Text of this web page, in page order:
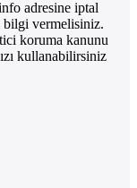
adresine iptal
vermelisiniz.
koruma kanunu
kullanabilirsiniz